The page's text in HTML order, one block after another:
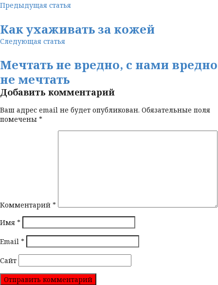
Предыдущая статья
Как ухаживать за кожей
Следующая статья
Мечтать не вредно, с нами вредно
не мечтать
Добавить комментарий
Ваш адрес email не будет опубликован. Обязательные поля
помечены *
Комментарий *
Имя *
Email *
Сайт